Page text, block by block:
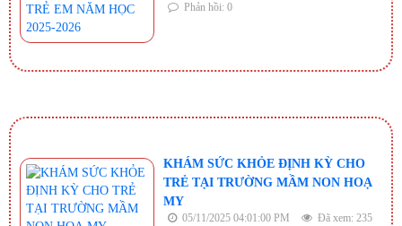
Phản hồi: 0
​KHÁM SỨC KHỎE ĐỊNH KỲ CHO
TRẺ TẠI TRƯỜNG MẦM NON HOẠ
MY ​
05/11/2025 04:01:00 PM
Đã xem: 235